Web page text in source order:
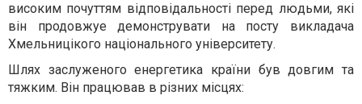
високим почуттям відповідальності перед людьми, які
він продовжуе демонструвати на посту викладача
Хмельницікого національного університету.
Шлях заслуженого енергетика країни був довгим та
тяжким. Він працював в різних місцях: